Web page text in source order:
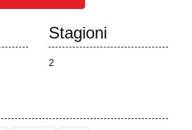
Stagioni
2